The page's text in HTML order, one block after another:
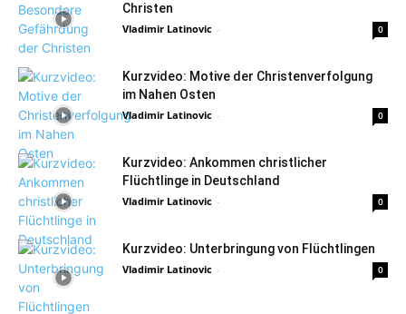
Christen
Vladimir Latinovic - 0
Kurzvideo: Motive der Christenverfolgung
im Nahen Osten
Vladimir Latinovic - 0
Kurzvideo: Ankommen christlicher
Flüchtlinge in Deutschland
Vladimir Latinovic - 0
Kurzvideo: Unterbringung von Flüchtlingen
Vladimir Latinovic - 0